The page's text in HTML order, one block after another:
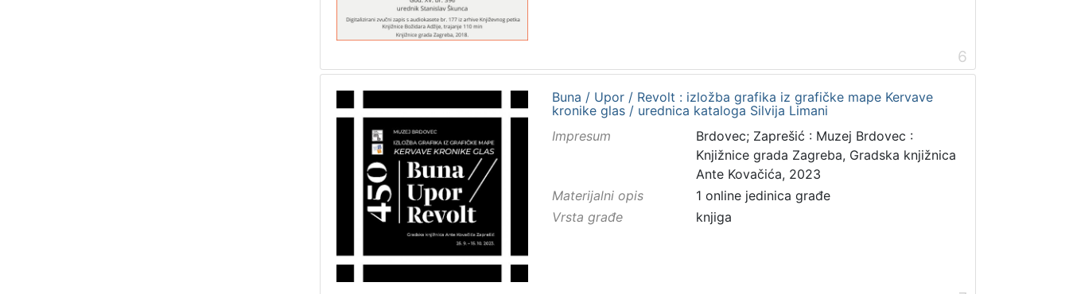
6
Buna / Upor / Revolt : izložba grafika iz grafičke mape Kervave
kronike glas / urednica kataloga Silvija Limani
Impresum
Brdovec; Zaprešić : Muzej Brdovec :
Knjižnice grada Zagreba, Gradska knjižnica
Ante Kovačića, 2023
Materijalni opis
1 online jedinica građe
Vrsta građe
knjiga